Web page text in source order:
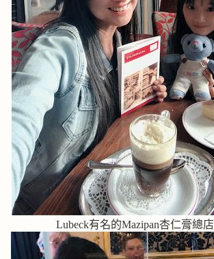
Lubeck有名的Mazipan杏仁膏總店